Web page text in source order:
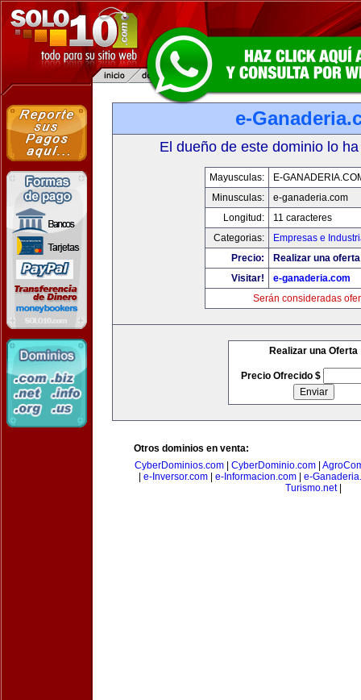
e-
El dueño de este dominio lo
Mayusculas:
E-
Minusculas:
e-ganaderia.com
Longitud:
11 caracteres
Categorias:
Empresas e
Precio:
Realizar una
Visitar!
e-ganaderia.com
Serán consideradas
Realizar una Oferta
Precio Ofrecido $
Otros dominios en venta:
CyberDominios.com| CyberDominio.com|
e-Inversor.com| e-Informacion.com| e-
Turismo.net|